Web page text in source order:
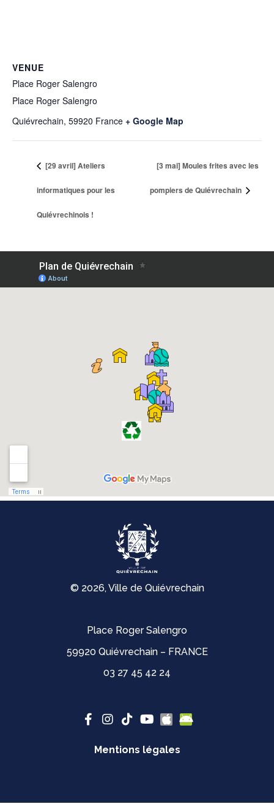
VENUE
Place Roger Salengro
Place Roger Salengro
Quiévrechain, 59920 France + Google Map
[29 avril] Ateliers
informatiques pour les
Quiévrechinois !
[3 mai] Moules frites avec les
pompiers de Quiévrechain
© 2026, Ville de Quiévrechain
Place Roger Salengro
59920 Quiévrechain – FRANCE
03 27 45 42 24
Mentions légales